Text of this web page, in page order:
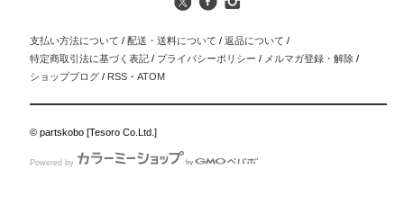
支払い方法について / 配送・送料について / 返品について /
特定商取引法に基づく表記 / プライバシーポリシー / メルマガ登録・解除 /
ショップブログ / RSS ・ATOM
© partskobo [Tesoro Co.Ltd.]
Powered by